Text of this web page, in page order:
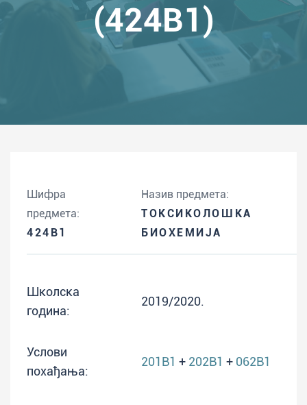
(424B1)
Шифра
предмета:
424B1
Назив предмета:
ТОКСИКОЛОШКА
БИОХЕМИЈА
Школска
година:
2019/2020.
Услови
похађања:
201B1 + 202B1 + 062B1